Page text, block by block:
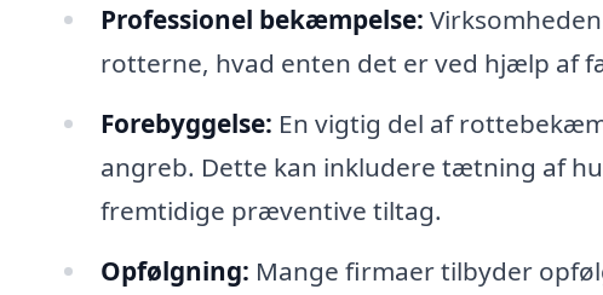
Professionel bekæmpelse:
rotterne, hvad enten det er ved hjælp af
Forebyggelse: En vigtig del af
angreb. Dette kan inkludere tætning af
fremtidige præventive tiltag.
Opfølgning: Mange firmaer tilbyder